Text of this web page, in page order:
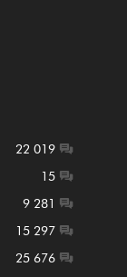
22 019
15
9 281
15 297
25 676